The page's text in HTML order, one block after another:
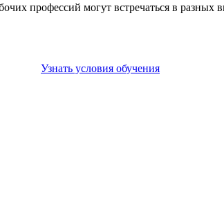
профессий могут встречаться в
Узнать условия обучения